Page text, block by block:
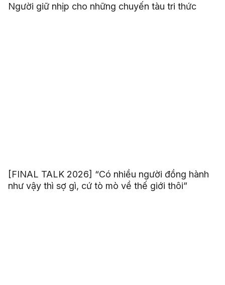
Người giữ nhịp cho những chuyến tàu tri thức
[FINAL TALK 2026] “Có nhiều người đồng hành
như vậy thì sợ gì, cứ tò mò về thế giới thôi”